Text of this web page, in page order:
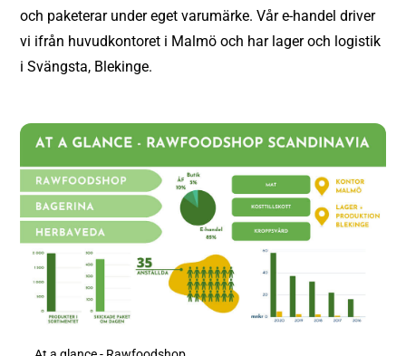
och paketerar under eget varumärke. Vår e-handel driver
vi ifrån huvudkontoret i Malmö och har lager och logistik
i Svängsta, Blekinge.